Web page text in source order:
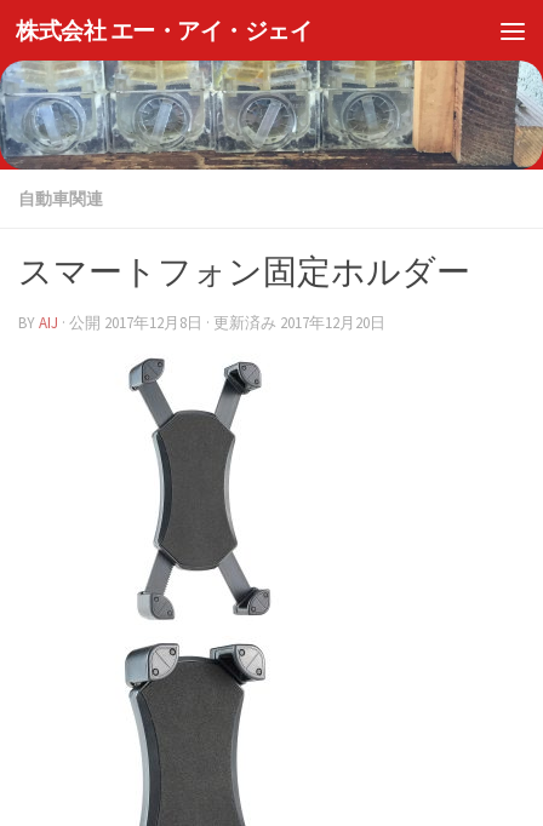
株式会社 エー・アイ・ジェイ
自動車関連
スマートフォン固定ホルダー
BYAIJ · 公開 2017年12月8日 · 更新済み 2017年12月20日